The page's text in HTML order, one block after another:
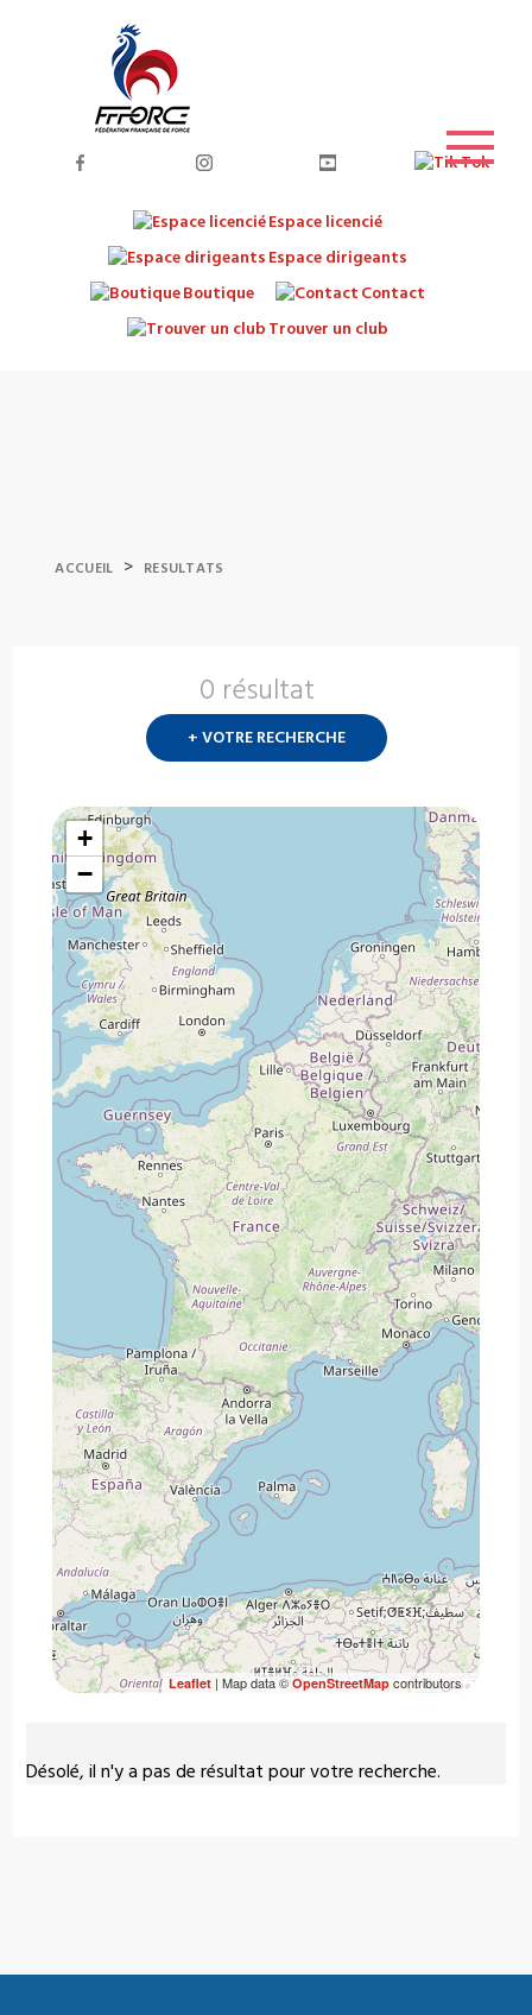
Espace licencié
Espace dirigeants
Boutique
Contact
Trouver un club
ACCUEIL > RESULTATS
0 résultat
+ VOTRE RECHERCHE
Désolé, il n'y a pas de résultat pour votre recherche.
+
−
Leaflet| Map data ©OpenStreetMapcontributors